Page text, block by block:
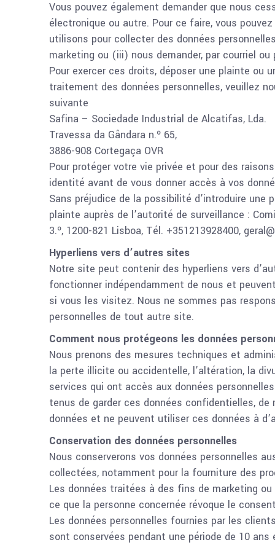
Vous pouvez également demander que nous
électronique ou autre. Pour ce faire, vous
utilisons pour collecter des données
marketing ou (iii) nous demander, par courriel
Pour exercer ces droits, déposer une plainte ou
traitement des données personnelles, veuillez
suivante
Safina – Sociedade Industrial de Alcatifas, Lda.
Travessa da Gândara n.º 65,
3886-908 Cortegaça OVR
Pour protéger votre vie privée et pour des
identité avant de vous donner accès à vos
Sans préjudice de la possibilité d’introduire
plainte auprès de l’autorité de surveillance :
3.º, 1200-821 Lisboa, Tél. +351213928400,
Hyperliens vers d’autres sites
Notre site peut contenir des hyperliens vers
fonctionner indépendamment de nous et
si vous les visitez. Nous ne sommes pas
personnelles de tout autre site.
Comment nous protégeons les données
Nous prenons des mesures techniques et
la perte illicite ou accidentelle, l’altération, la
services qui ont accès aux données
tenus de garder ces données confidentielles,
données et ne peuvent utiliser ces données à
Conservation des données personnelles
Nous conserverons vos données personnelles
collectées, notamment pour la fourniture des
Les données traitées à des fins de marketing
ce que la personne concernée révoque le
Les données personnelles fournies par les
sont conservées pendant une période de 10